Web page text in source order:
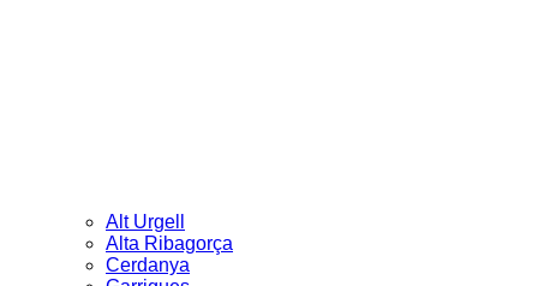
Alt Urgell
Alta Ribagorça
Cerdanya